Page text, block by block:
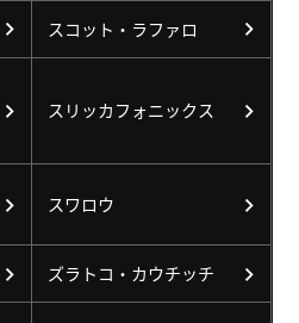
スコット・ラファロ
スリッカフォニックス
スワロウ
ズラトコ・カウチッチ